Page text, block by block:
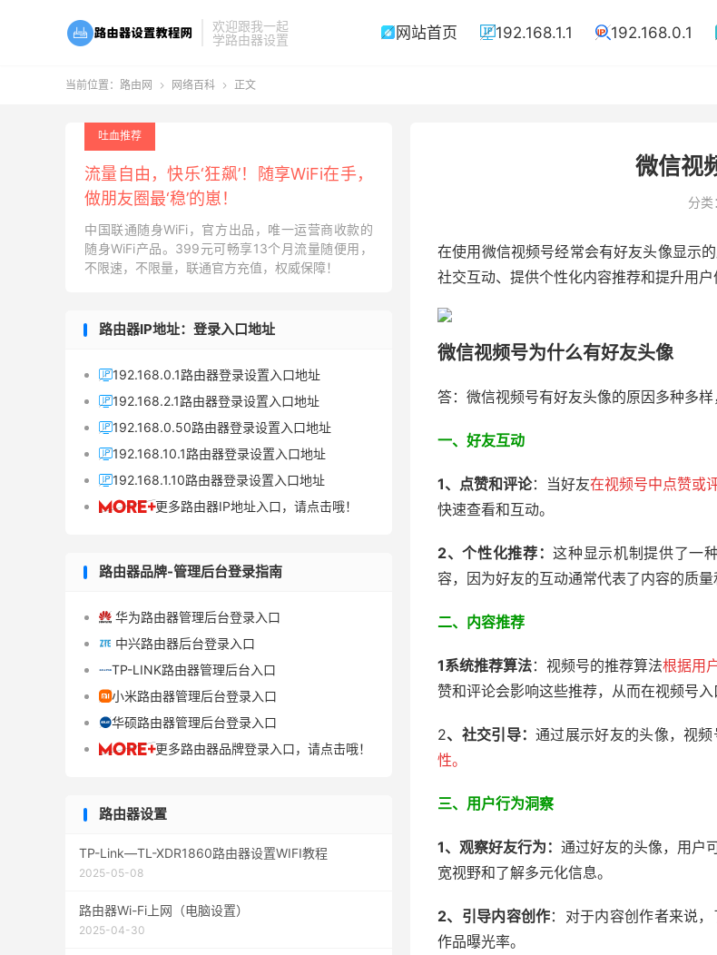
欢迎跟我一起
学路由器设置
 网站首页 192.168.1.1 192.168.0.1
当前位置： 路由网  网络百科  正文
微信视
分类
在使用微信视频号经常会有好友头像显示
社交互动、提供个性化内容推荐和提升用户
微信视频号为什么有好友头像
答：微信视频号有好友头像的原因多种多样
一、好友互动
1、点赞和评论：当好友在视频号中点赞或
快速查看和互动。
2、个性化推荐：这种显示机制提供了一种
容，因为好友的互动通常代表了内容的质量
二、内容推荐
1系统推荐算法：视频号的推荐算法根据用
赞和评论会影响这些推荐，从而在视频号入
2、 社交引导：通过展示好友的头像，视频
性。
三、用户行为洞察
1、观察好友行为： 通过好友的头像，用户
宽视野和了解多元化信息。
2、 引导内容创作：对于内容创作者来说
作品曝光率。
吐血推荐
流量自由，快乐‘狂飙’！随享WiFi在手，
做朋友圈最‘稳’的崽！
中国联通随身WiFi，官方出品，唯一运营商收款的
随身WiFi产品。399元可畅享13个月流量随便用，
不限速，不限量，联通官方充值，权威保障！
路由器IP地址：登录入口地址
192.168.0.1路由器登录设置入口地址
192.168.2.1路由器登录设置入口地址
192.168.0.50路由器登录设置入口地址
192.168.10.1路由器登录设置入口地址
192.168.1.10路由器登录设置入口地址
更多路由器IP地址入口，请点击哦！
路由器品牌-管理后台登录指南
 华为路由器管理后台登录入口
 中兴路由器后台登录入口
TP-LINK路由器管理后台入口
小米路由器管理后台登录入口
华硕路由器管理后台登录入口
更多路由器品牌登录入口，请点击哦！
路由器设置
TP-Link—TL-XDR1860路由器设置WIFI教程
2025-05-08
路由器Wi-Fi上网（电脑设置）
2025-04-30